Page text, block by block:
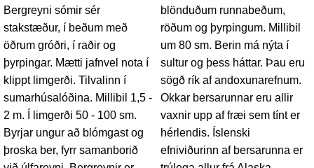
Bergreyni sómir sér
stakstæður, í beðum með
öðrum gróðri, í raðir og
þyrpingar. Mætti jafnvel nota í
klippt limgerði. Tilvalinn í
sumarhúsalóðina. Millibil 1,5 -
2 m. Í limgerði 50 - 100 sm.
Byrjar ungur að blómgast og
þroska ber, fyrr samanborið
blönduðum runnabeðum,
röðum og þyrpingum. Millibil
um 80 sm. Berin má nýta í
sultur og þess háttar. Þau eru
sögð rík af andoxunarefnum.
Okkar bersarunnar eru allir
vaxnir upp af fræi sem tínt er
hérlendis. Íslenski
efniviðurinn af bersarunna er